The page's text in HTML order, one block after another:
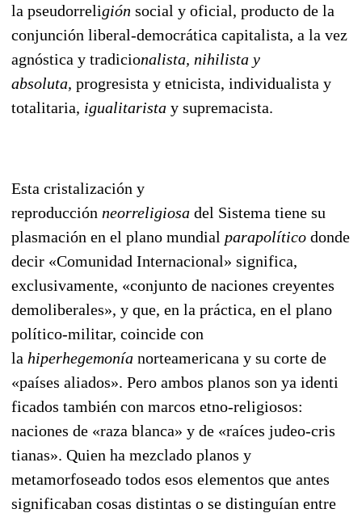
la pseudorreligión social y oficial, producto de la
conjunción liberal-democrática capitalista, a la vez
agnóstica y tradicionalis­ta, nihi­lista y
absoluta, progresista y etnicista, individualista y
totalitaria, igualitarista y supremacista.
Esta cristalización y
reproducción neorreligiosa del Sistema tiene su
plasmación en el plano mundial parapolítico donde
decir «Comunidad Internacional» significa,
exclusivamente, «conjunto de naciones creyentes
demoliberales», y que, en la práctica, en el plano
político-militar, coincide con
la hiperhegemonía norteamericana y su corte de
«países aliados». Pero ambos planos son ya identi
ficados también con marcos etno-religiosos:
naciones de «raza blanca» y de «raíces judeo-cris
tianas». Quien ha mezclado planos y
metamorfoseado todos esos elementos que antes
significaban cosas distintas o se distinguían entre